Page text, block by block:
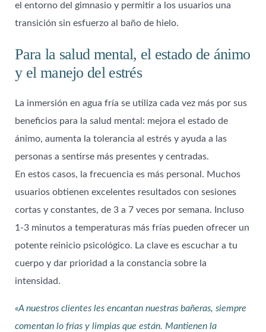
el entorno del gimnasio y permitir a los usuarios una
transición sin esfuerzo al baño de hielo.
Para la salud mental, el estado de ánimo
y el manejo del estrés
La inmersión en agua fría se utiliza cada vez más por sus
beneficios para la salud mental: mejora el estado de
ánimo, aumenta la tolerancia al estrés y ayuda a las
personas a sentirse más presentes y centradas.
En estos casos, la frecuencia es más personal. Muchos
usuarios obtienen excelentes resultados con sesiones
cortas y constantes, de 3 a 7 veces por semana. Incluso
1-3 minutos a temperaturas más frías pueden ofrecer un
potente reinicio psicológico. La clave es escuchar a tu
cuerpo y dar prioridad a la constancia sobre la
intensidad.
«A nuestros clientes les encantan nuestras bañeras, siempre
comentan lo frías y limpias que están. Mantienen la